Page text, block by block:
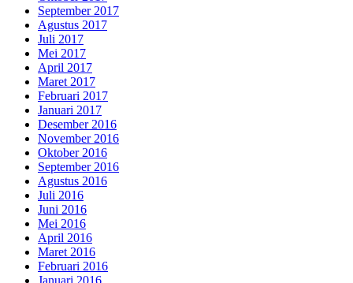
September 2017
Agustus 2017
Juli 2017
Mei 2017
April 2017
Maret 2017
Februari 2017
Januari 2017
Desember 2016
November 2016
Oktober 2016
September 2016
Agustus 2016
Juli 2016
Juni 2016
Mei 2016
April 2016
Maret 2016
Februari 2016